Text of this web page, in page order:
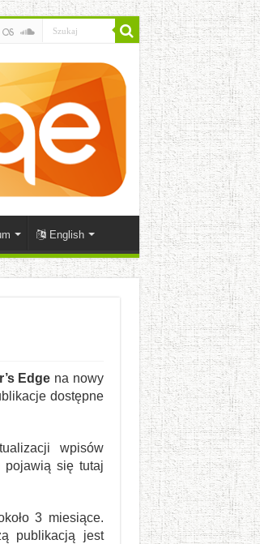
English
Edge na nowy
dostępne
wpisów
pojawią się tutaj
3 miesiące.
publikacją jest